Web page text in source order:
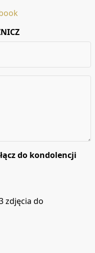
do kondolencji
zdjęcia do